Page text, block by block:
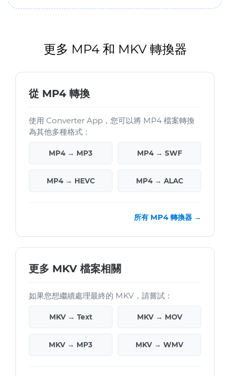
更多 MP4 和 MKV 轉換器
從 MP4 轉換
使用 Converter App，您可以將 MP4 檔案轉換
為其他多種格式：
MP4 → MP3 MP4 → SWF
MP4 → HEVC MP4 → ALAC
所有 MP4 轉換器 →
更多 MKV 檔案相關
如果您想繼續處理最終的 MKV，請嘗試：
MKV → Text MKV → MOV
MKV → MP3 MKV → WMV